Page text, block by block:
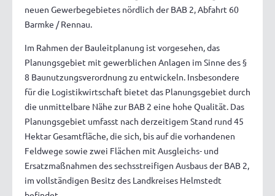
neuen Gewerbegebietes nördlich der BAB 2, Abfahrt 60
Barmke / Rennau.
Im Rahmen der Bauleitplanung ist vorgesehen, das
Planungsgebiet mit gewerblichen Anlagen im Sinne des §
8 Baunutzungsverordnung zu entwickeln. Insbesondere
für die Logistikwirtschaft bietet das Planungsgebiet durch
die unmittelbare Nähe zur BAB 2 eine hohe Qualität. Das
Planungsgebiet umfasst nach derzeitigem Stand rund 45
Hektar Gesamtfläche, die sich, bis auf die vorhandenen
Feldwege sowie zwei Flächen mit Ausgleichs- und
Ersatzmaßnahmen des sechsstreifigen Ausbaus der BAB 2,
im vollständigen Besitz des Landkreises Helmstedt